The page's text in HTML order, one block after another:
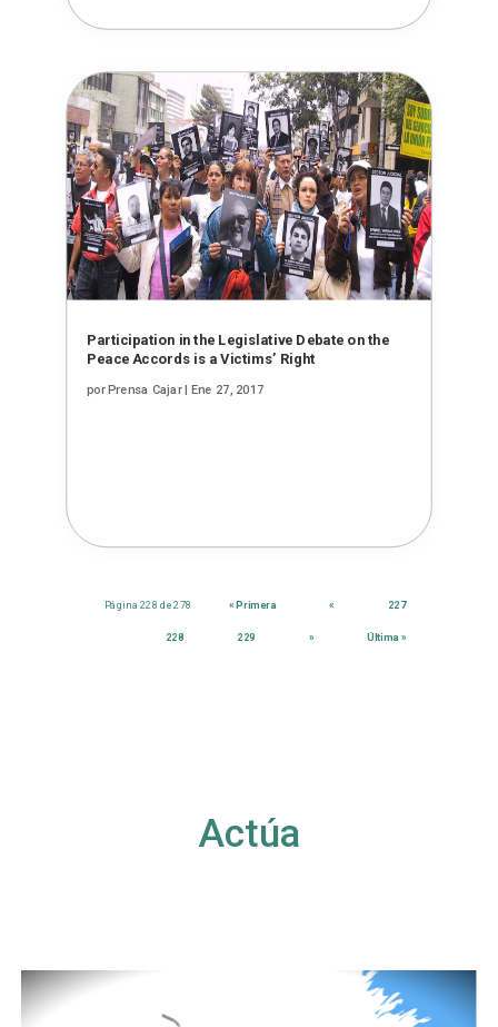
Participation in the Legislative Debate on the
Peace Accords is a Victims’ Right
porPrensa Cajar| Ene 27, 2017
Página 228 de 278 « Primera « 227
228 229 » Última »
Actúa